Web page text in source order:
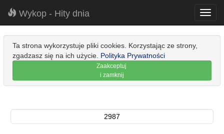
Wykop - Hity dnia
Ta strona wykorzystuje pliki cookies. Korzystając ze strony,
zgadzasz się na ich użycie. Polityka Prywatności
Zaakceptuj
i zamknij
2987